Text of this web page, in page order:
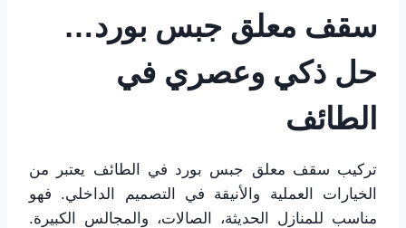
سقف معلق جبس بورد…
حل ذكي وعصري في
الطائف
تركيب سقف معلق جبس بورد في الطائف يعتبر من
الخيارات العملية والأنيقة في التصميم الداخلي. فهو
مناسب للمنازل الحديثة، الصالات، والمجالس الكبيرة.